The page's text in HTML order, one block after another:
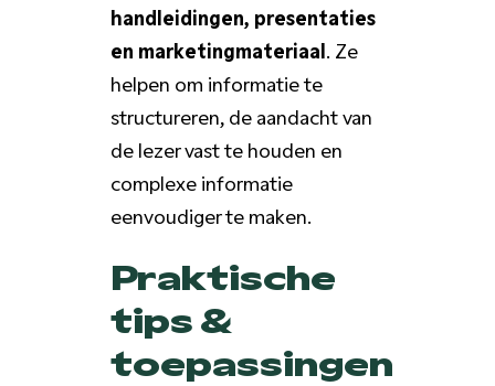
handleidingen, presentaties
en marketingmateriaal. Ze
helpen om informatie te
structureren, de aandacht van
de lezer vast te houden en
complexe informatie
eenvoudiger te maken.
Praktische
tips &
toepassingen